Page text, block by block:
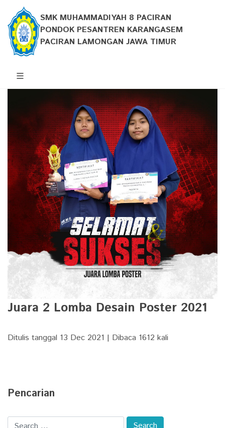
SMK MUHAMMADIYAH 8 PACIRAN
PONDOK PESANTREN KARANGASEM
PACIRAN LAMONGAN JAWA TIMUR
Juara 2 Lomba Desain Poster 2021
Ditulis tanggal 13 Dec 2021 | Dibaca 1612 kali
Pencarian